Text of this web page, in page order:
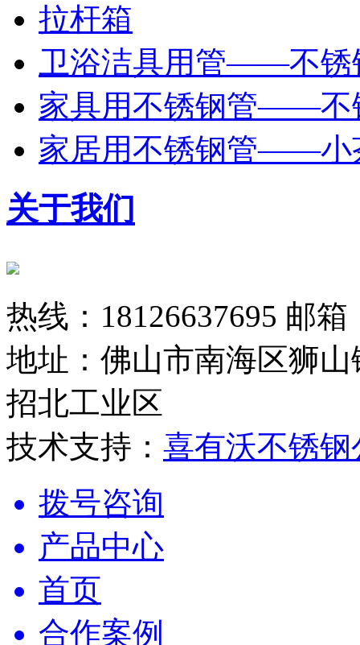
拉杆箱
卫浴洁具用管——不锈
家具用不锈钢管——不
家居用不锈钢管——小
关于我们
热线：18126637695 邮箱
地址：佛山市南海区狮
招北工业区
技术支持： 喜有沃不锈钢
拨号咨询
产品中心
首页
合作案例